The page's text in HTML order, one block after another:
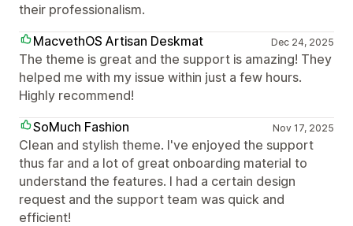
their professionalism.
MacvethOS Artisan Deskmat
Dec 24, 2025
The theme is great and the support is amazing! They
helped me with my issue within just a few hours.
Highly recommend!
SoMuch Fashion
Nov 17, 2025
Clean and stylish theme. I've enjoyed the support
thus far and a lot of great onboarding material to
understand the features. I had a certain design
request and the support team was quick and
efficient!